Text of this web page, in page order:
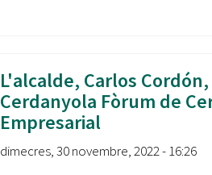
L'alcalde, Carlos
Cerdanyola Fòrum de
Empresarial
dimecres, 30 novembre, 2022 - 16:26